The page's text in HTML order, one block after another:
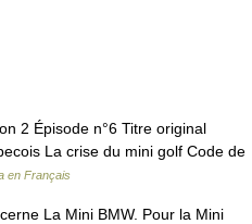
2 Épisode n°6 Titre original
La crise du mini golf Code de
en Français
La Mini BMW. Pour la Mini